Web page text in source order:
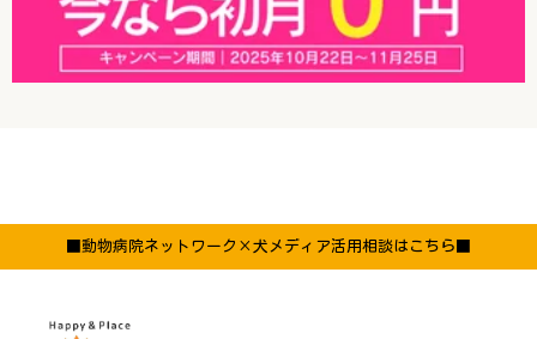
■動物病院ネットワーク×犬メディア活用相談はこちら■